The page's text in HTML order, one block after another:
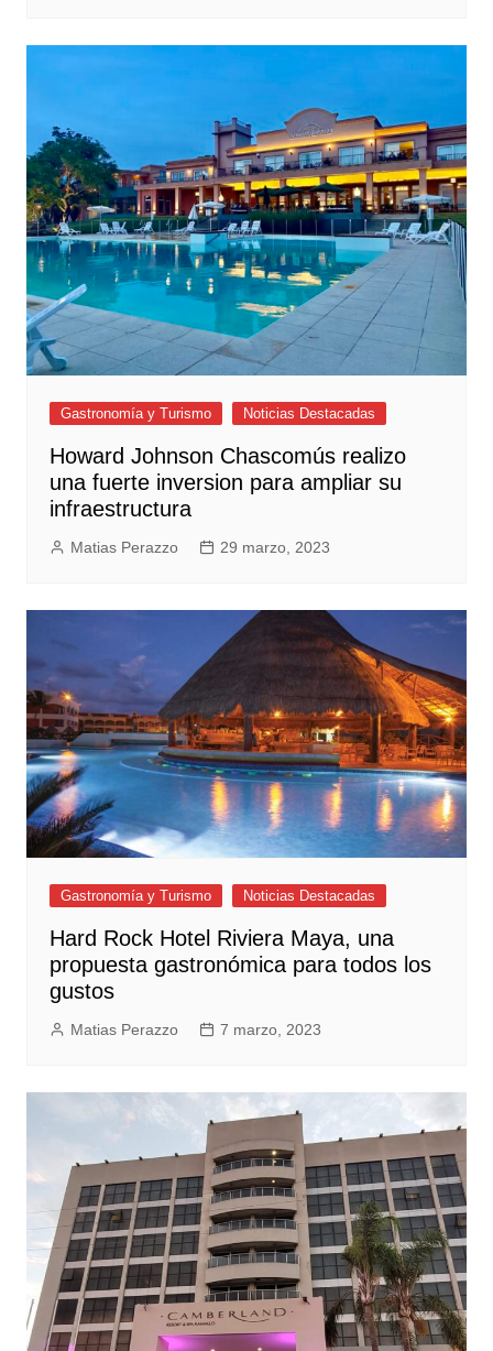
Gastronomía y Turismo Noticias Destacadas
Howard Johnson Chascomús realizo
una fuerte inversion para ampliar su
infraestructura
Matias Perazzo 29 marzo, 2023
Gastronomía y Turismo Noticias Destacadas
Hard Rock Hotel Riviera Maya, una
propuesta gastronómica para todos los
gustos
Matias Perazzo 7 marzo, 2023